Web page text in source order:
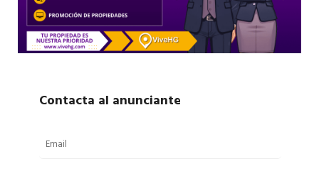
Contacta al anunciante